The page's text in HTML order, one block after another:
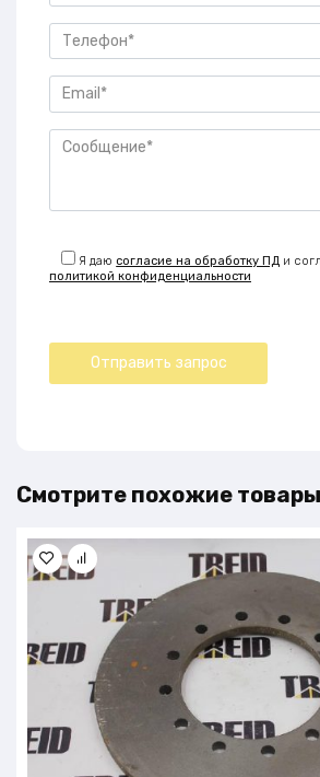
Я даюсогласие на обработку ПД и
политикой конфиденциальности
Смотрите похожие товары